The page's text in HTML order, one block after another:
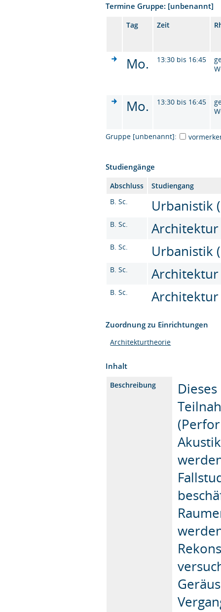
Termine Gruppe: [unbenannt]
Tag Zeit
Mo. 13:30 bis 16:45
Mo. 13:30 bis 16:45
Gruppe [unbenannt]:
Studiengänge
Abschluss
Studiengang
B. Sc.
Urbanistik
B. Sc. Architektur
B. Sc. Urbanistik
B. Sc. Architektur
B. Sc. Architektur
Zuordnung zu Einrichtungen
Architekturtheorie
Inhalt
Beschreibung